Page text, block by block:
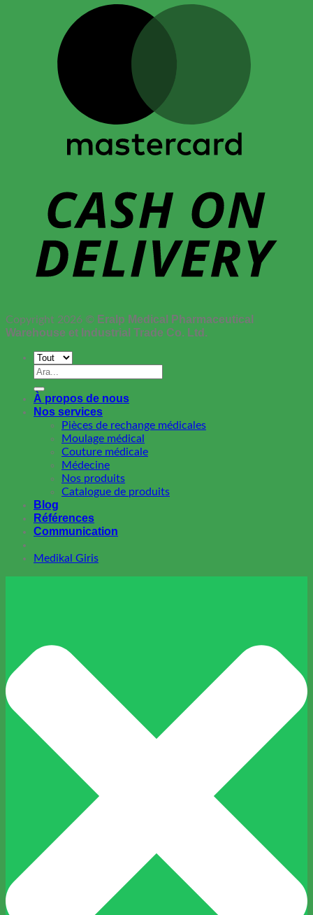
Copyright 2026 © Eralp Medical Pharmaceutical
Warehouse et Industrial Trade Co. Ltd.
Recherche
À propos de nous
Nos services
Pièces de rechange médicales
Moulage médical
Couture médicale
Médecine
Nos produits
Catalogue de produits
Blog
Références
Communication
Medikal Giris